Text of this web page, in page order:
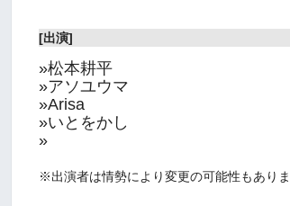
[出演]
»松本耕平
»アソユウマ
»Arisa
»いとをかし
»
※出演者は情勢により変更の可能性もありま